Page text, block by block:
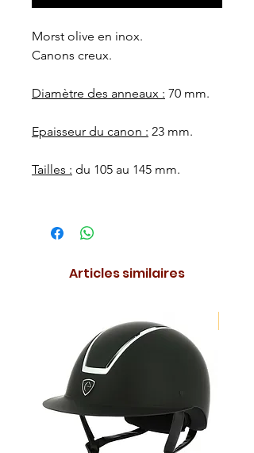
Morst olive en inox.
Canons creux.
Diamètre des anneaux : 70 mm.
Epaisseur du canon : 23 mm.
Tailles : du 105 au 145 mm.
Articles similaires